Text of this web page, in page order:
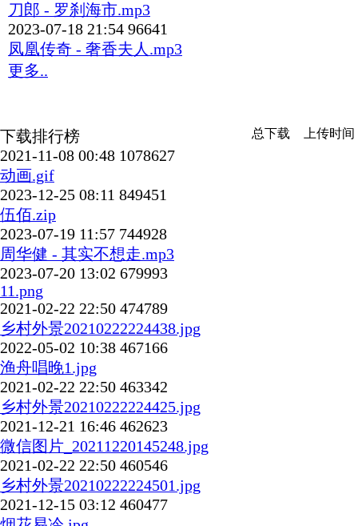
刀郎 - 罗刹海市.mp3
2023-07-18 21:54 96641
凤凰传奇 - 奢香夫人.mp3
更多..
下载排行榜 上传时间
总下载
2021-11-08 00:48 1078627
动画.gif
2023-12-25 08:11 849451
伍佰.zip
2023-07-19 11:57 744928
周华健 - 其实不想走.mp3
2023-07-20 13:02 679993
11.png
2021-02-22 22:50 474789
乡村外景20210222224438.jpg
2022-05-02 10:38 467166
渔舟唱晚1.jpg
2021-02-22 22:50 463342
乡村外景20210222224425.jpg
2021-12-21 16:46 462623
微信图片_20211220145248.jpg
2021-02-22 22:50 460546
乡村外景20210222224501.jpg
2021-12-15 03:12 460477